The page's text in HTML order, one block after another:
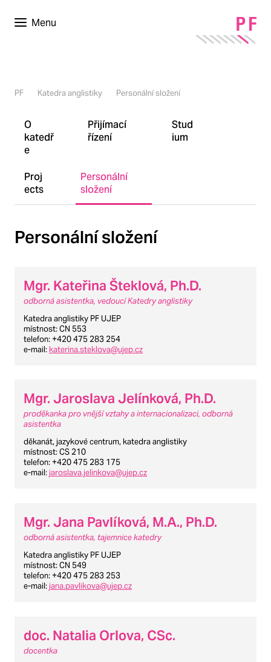
Menu
PF Katedra anglistiky Personální složení
O
katedř
e
Přijímací
řízení
Stud
ium
Proj
ects
Personální
složení
Personální složení
Mgr. Kateřina Šteklová, Ph.D.
odborná asistentka, vedoucí Katedry anglistiky
Katedra anglistiky PF UJEP
místnost: CN 553
telefon: +420 475 283 254
e-mail: katerina.steklova@ujep.cz
Mgr. Jaroslava Jelínková, Ph.D.
proděkanka pro vnější vztahy a internacionalizaci, odborná
asistentka
děkanát, jazykové centrum, katedra anglistiky
místnost: CS 210
telefon: +420 475 283 175
e-mail: jaroslava.jelinkova@ujep.cz
Mgr. Jana Pavlíková, M.A., Ph.D.
odborná asistentka, tajemnice katedry
Katedra anglistiky PF UJEP
místnost: CN 549
telefon: +420 475 283 253
e-mail: jana.pavlikova@ujep.cz
doc. Natalia Orlova, CSc.
docentka